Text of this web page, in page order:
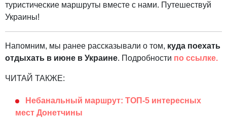
туристические маршруты вместе с нами. Путешествуй
Украины!
Напомним, мы ранее рассказывали о том, куда поехать
отдыхать в июне в Украине. Подробности по ссылке.
ЧИТАЙ ТАКЖЕ:
Небанальный маршрут: ТОП-5 интересных
мест Донетчины